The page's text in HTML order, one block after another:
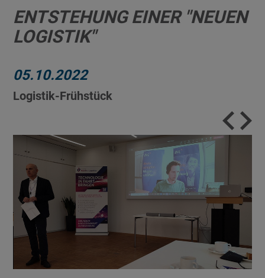
ENTSTEHUNG EINER "NEUEN
LOGISTIK"
05.10.2022
Logistik-Frühstück